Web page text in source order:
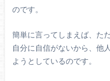
のです。
簡単に言ってしまえば、た
自分に自信がないから、他
ようとしているのです。